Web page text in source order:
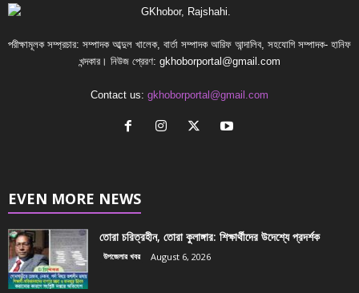
পরীক্ষামূলক সম্প্রচার: সম্পাদক আব্দুল খালেক, বার্তা সম্পাদক আরিফ আন্দালিব, সহযোগি সম্পাদক- হানিফ
খন্দকার। নিউজ প্রেরণ: gkhoborportal@gmail.com
Contact us: gkhoborportal@gmail.com
EVEN MORE NEWS
তোরা চরিত্রহীন, তোরা কুলাঙ্গার: শিক্ষার্থীদের উদেশ্যে প্রদর্শক
উপজেলার খবর August 6, 2026